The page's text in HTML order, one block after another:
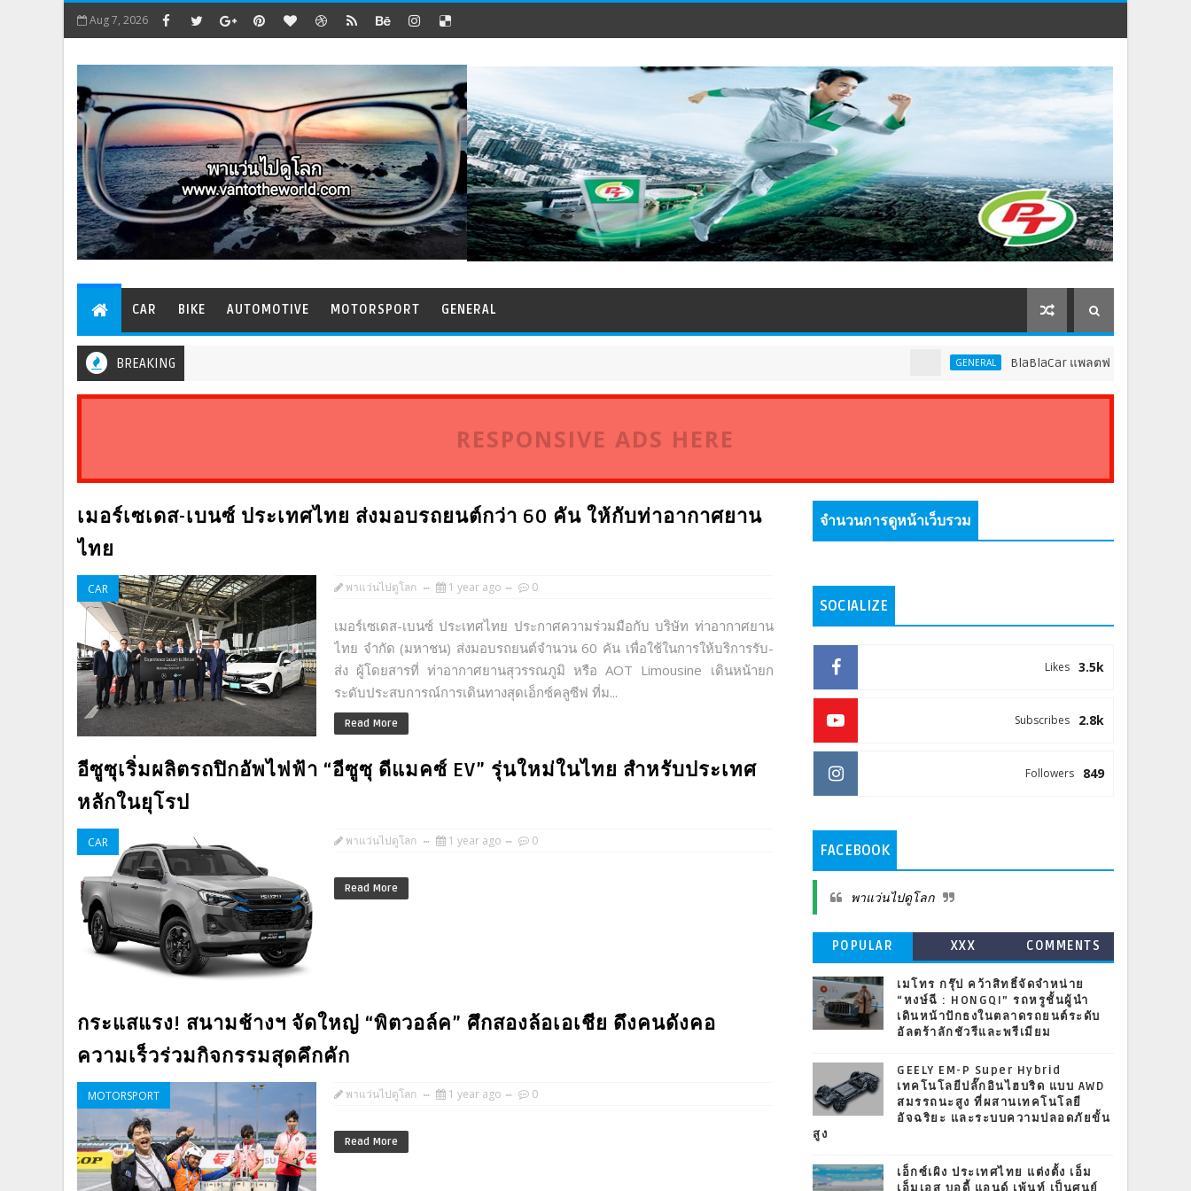
Aug 7, 2026
CAR BIKE AUTOMOTIVE MOTORSPORT GENERAL
BREAKING GENERAL BlaBlaCar แพลตฟอร์มคาร์พูลชั้นนำระดั
RESPONSIVE ADS HERE
เมอร์เซเดส-เบนซ์ ประเทศไทย ส่งมอบรถยนต์กว่า 60 คัน ให้กับท่าอากาศยาน
ไทย
CAR พาแว่นไปดูโลก 1 year ago 0
เมอร์เซเดส-เบนซ์ ประเทศไทย ประกาศความร่วมมือกับ บริษัท ท่าอากาศยาน
ไทย จำกัด (มหาชน) ส่งมอบรถยนต์จำนวน 60 คัน เพื่อใช้ในการให้บริการรับ-
ส่ง ผู้โดยสารที่ ท่าอากาศยานสุวรรณภูมิ หรือ AOT Limousine เดินหน้ายก
ระดับประสบการณ์การเดินทางสุดเอ็กซ์คลูซีฟ ที่ม...
Read More
อีซูซุเริ่มผลิตรถปิกอัพไฟฟ้า “อีซูซุ ดีแมคซ์ EV” รุ่นใหม่ในไทย สำหรับประเทศ
หลักในยุโรป
CAR พาแว่นไปดูโลก 1 year ago 0
Read More
กระแสแรง! สนามช้างฯ จัดใหญ่ “พิตวอล์ค” ศึกสองล้อเอเชีย ดึงคนดังคอ
ความเร็วร่วมกิจกรรมสุดคึกคัก
MOTORSPORT พาแว่นไปดูโลก 1 year ago 0
Read More
จำนวนการดูหน้าเว็บรวม
SOCIALIZE
3.5k
Likes
2.8k
Subscribes
849
Followers
FACEBOOK
พาแว่นไปดูโลก
POPULAR XXX COMMENTS
เมโทร กรุ๊ป คว้าสิทธิ์จัดจำหน่าย
“หงษ์ฉี : HONGQI” รถหรูชั้นผู้นำ
เดินหน้าปักธงในตลาดรถยนต์ระดับ
อัลตร้าลักชัวรีและพรีเมียม
GEELY EM-P Super Hybrid
เทคโนโลยีปลั๊กอินไฮบริด แบบ AWD
สมรรถนะสูง ที่ผสานเทคโนโลยี
อัจฉริยะ และระบบความปลอดภัยขั้น
สูง
เอ็กซ์เผิง ประเทศไทย แต่งตั้ง เอ็ม